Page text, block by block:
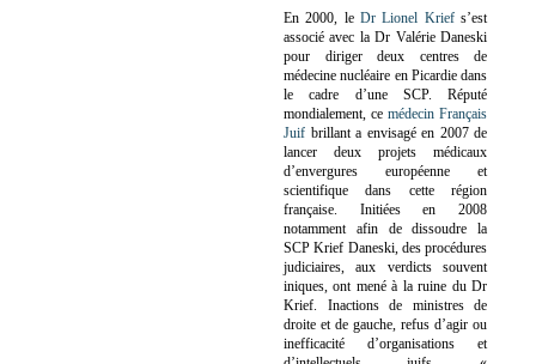
En 2000, le Dr Lionel Kriefs’est
associé avec la Dr Valérie Daneski
pour diriger deux centres de
médecine nucléaire en Picardie dans
le cadre d’une SCP. Réputé
mondialement, ce médecin Français
Juif brillant a envisagé en 2007 de
lancer deux projets médicaux
d’envergures européenne et
scientifique dans cette région
française. Initiées en 2008
notamment afin de dissoudre la
SCP Krief Daneski, des procédures
judiciaires, aux verdicts souvent
iniques, ont mené à la ruine du Dr
Krief. Inactions de ministres de
droite et de gauche, refus d’agir ou
inefficacité d’organisations et